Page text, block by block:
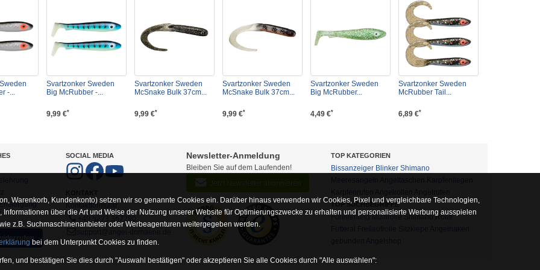
-...
Svartzonker Sweden
Big McRubber -...
9,99 €*
Svartzonker Sweden
McSnake Bulk 37cm...
9,99 €*
Svartzonker Sweden
McSnake Bulk 37cm...
9,99 €*
Svartzonker Sweden
Big McRubber...
4,49 €*
Svartzonker Sweden
McRubber Tail...
6,89 €*
SOCIAL MEDIA
Kontaktformular
+49 5273 367790
Newsletter-Anmeldung
Bleiben Sie auf dem Laufenden!
Jetzt Newsletter abonnieren
TOP KATEGORIEN
Bissanzeiger Blinker Shimano
TOP SUCHBEGRIFFE
Forellenteig Multirolle Shimano Rolle
Warenkorb, Kundenkonto) setzen wir so genannte Cookies ein. Darüber hinaus verwenden wir Cookies, Pixel und vergleichbare Technologien,
über die Art und Weise der Nutzung unserer Website für Optimierungszwecke zu erhalten und personalisierte Werbung ausspielen
z.B. Suchmaschinenanbieter oder Werbeagenturen weitergegeben werden.
bei dem Unterpunkt Cookies zu finden.
und bestätigen Sie dies durch "Auswahl bestätigen" oder akzeptieren Sie alle Cookies durch "Alle auswählen":